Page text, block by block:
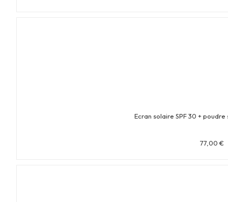
Ecran solaire SPF 30 +
77,00€